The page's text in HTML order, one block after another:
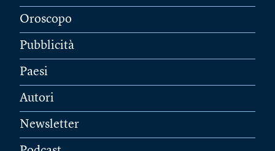
Oroscopo
Pubblicità
Paesi
Autori
Newsletter